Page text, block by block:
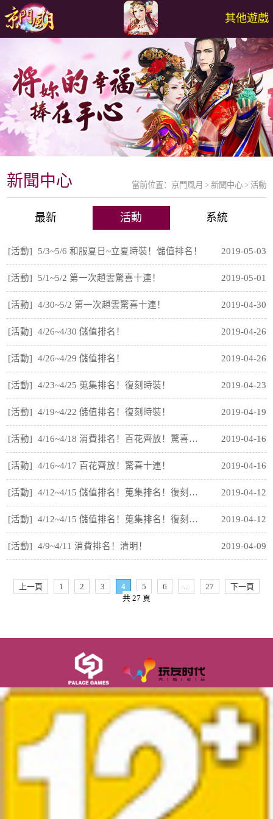
其他遊戲
新聞中心 當前位置： 京門風月 > 新聞中心> 活動
最新 活動 系統
[活動] 5/3~5/6 和服夏日~立夏時裝！儲值排名！ 2019-05-03
[活動] 5/1~5/2 第一次趙雲驚喜十連！ 2019-05-01
[活動] 4/30~5/2 第一次趙雲驚喜十連！ 2019-04-30
[活動] 4/26~4/30 儲值排名！ 2019-04-26
[活動] 4/26~4/29 儲值排名！ 2019-04-26
[活動] 4/23~4/25 蒐集排名！復刻時裝！ 2019-04-23
[活動] 4/19~4/22 儲值排名！復刻時裝！ 2019-04-19
[活動] 4/16~4/18 消費排名！百花齊放！驚喜十連！ 2019-04-16
[活動] 4/16~4/17 百花齊放！驚喜十連！ 2019-04-16
[活動] 4/12~4/15 儲值排名！蒐集排名！復刻時裝！ 2019-04-12
[活動] 4/12~4/15 儲值排名！蒐集排名！復刻時裝！ 2019-04-12
[活動] 4/9~4/11 消費排名！清明！ 2019-04-09
上一頁 1 2 3 4 5 6 ... 27
下一頁
共 27 頁